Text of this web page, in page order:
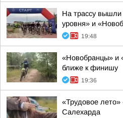
На трассу вышли
уровня» и
19:48
«Новобранцы» и
ближе к финишу
19:36
«Трудовое
Салехарда